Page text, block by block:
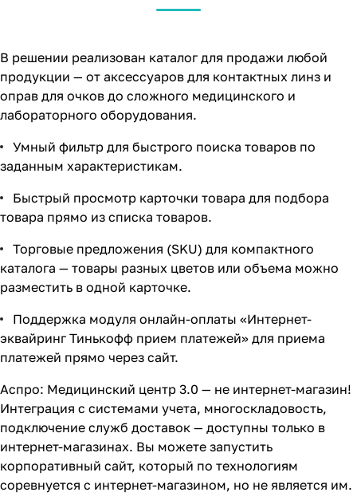
В решении реализован каталог для продажи любой
продукции — от аксессуаров для контактных линз и
оправ для очков до сложного медицинского и
лабораторного оборудования.
Умный фильтр для быстрого поиска товаров по
заданным характеристикам.
Быстрый просмотр карточки товара для подбора
товара прямо из списка товаров.
Торговые предложения (SKU) для компактного
каталога — товары разных цветов или объема можно
разместить в одной карточке.
Поддержка модуля онлайн-оплаты «Интернет-
эквайринг Тинькофф прием платежей» для приема
платежей прямо через сайт.
Аспро: Медицинский центр 3.0 — не интернет-магазин!
Интеграция с системами учета, многоскладовость,
подключение служб доставок — доступны только в
интернет-магазинах. Вы можете запустить
корпоративный сайт, который по технологиям
соревнуется с интернет-магазином, но не является им.